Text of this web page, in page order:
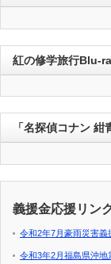
紅の修学旅行Blu-
「名探偵コナン
義援金応援リン
令和2年7月豪雨災害義
令和3年2月福島県沖地